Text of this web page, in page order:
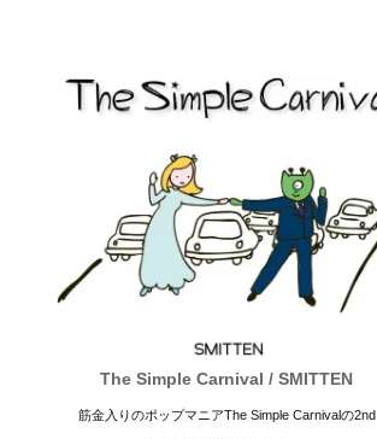
The Simple Carnival / SMITTEN
筋金入りのポップマニアThe Simple Carnivalの2nd